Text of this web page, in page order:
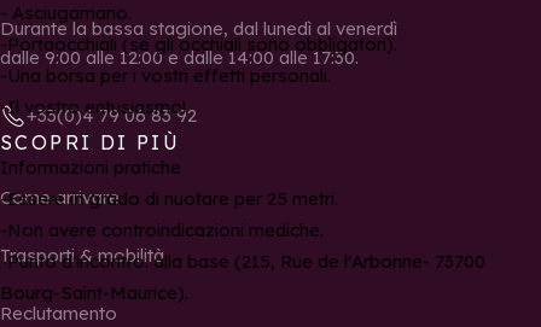
- Asciugamano.
-Portaocchiali (se gli occhiali sono obbligatori).
-Una borsa per i vostri effetti personali.
-Il vostro entusiasmo!
Informazioni pratiche
-Essere in grado di nuotare per 25 metri.
-Non avere controindicazioni mediche.
-Punto d'incontro: alla base (215, Rue de l'Arbonne- 73700
Bourg-Saint-Maurice).
Durante la bassa stagione, dal lunedì al venerdì
dalle 9:00 alle 12:00 e dalle 14:00 alle 17:30.
+33(0)4 79 06 83 92
SCOPRI DI PIÙ
Come arrivare
Trasporti & mobilità
Reclutamento